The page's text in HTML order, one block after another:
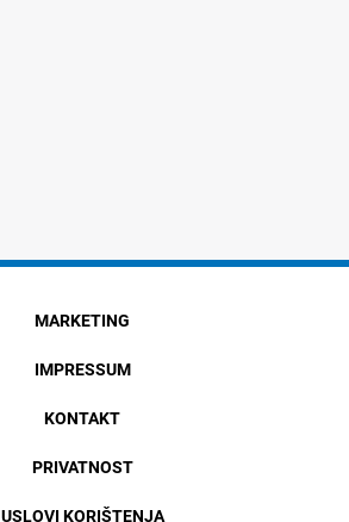
MARKETING
IMPRESSUM
KONTAKT
PRIVATNOST
USLOVI KORIŠTENJA